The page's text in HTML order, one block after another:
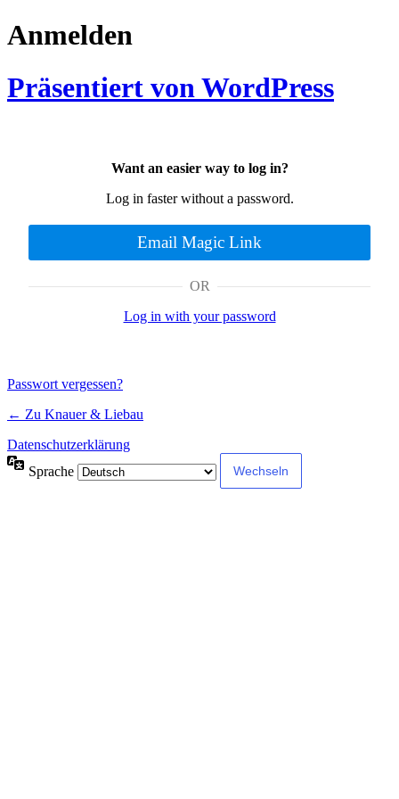
Anmelden
Präsentiert von WordPress
Want an easier way to log in?
Log in faster without a password.
Email Magic Link
OR
Log in with your password
Passwort vergessen?
← Zu Knauer & Liebau
Datenschutzerklärung
Sprache